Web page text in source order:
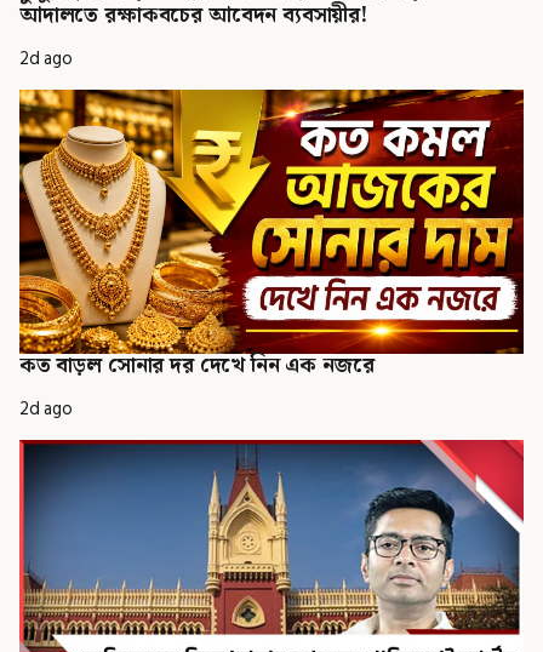
আদালতে রক্ষাকবচের আবেদন ব্যবসায়ীর!
2d ago
কত বাড়ল সোনার দর দেখে নিন এক নজরে
2d ago